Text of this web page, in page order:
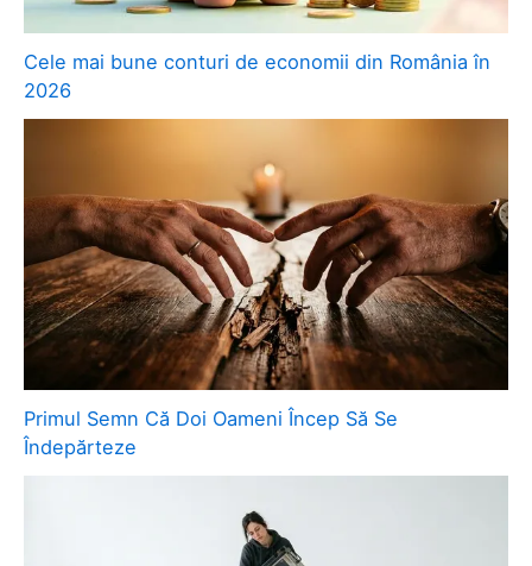
Cele mai bune conturi de economii din România în
2026
Primul Semn Că Doi Oameni Încep Să Se
Îndepărteze